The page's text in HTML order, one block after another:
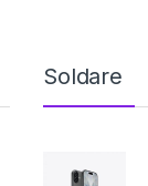
Soldare